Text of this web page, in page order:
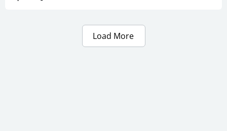
Load More